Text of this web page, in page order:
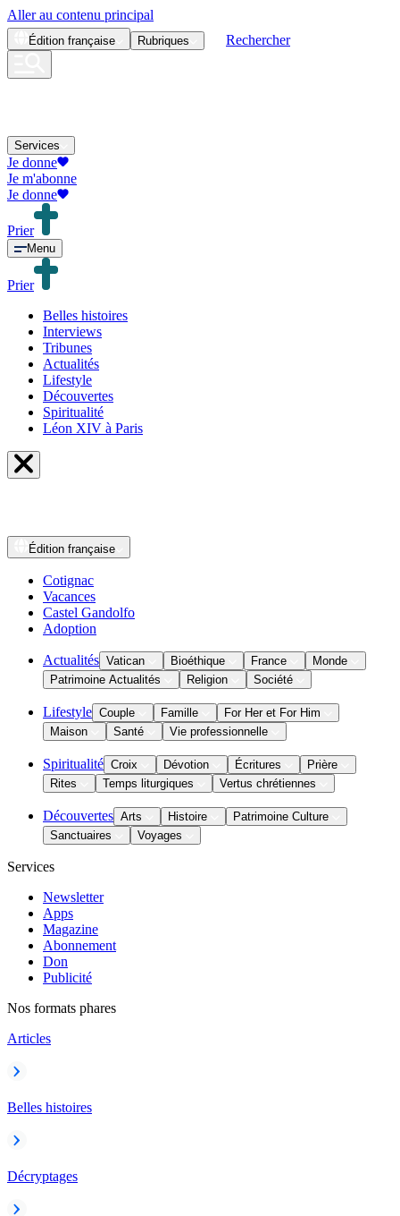
Aller au contenu principal
Édition française Rubriques Rechercher
Services
Je donne
Je m'abonne
Je donne
Prier
Menu
Prier
Belles histoires
Interviews
Tribunes
Actualités
Lifestyle
Découvertes
Spiritualité
Léon XIV à Paris
Édition française
Cotignac
Vacances
Castel Gandolfo
Adoption
Actualités Vatican Bioéthique France
Monde
Patrimoine Actualités
Religion Société
Lifestyle Couple Famille
For Her et For Him
Maison
Santé Vie professionnelle
Spiritualité Croix Dévotion Écritures
Prière
Rites
Temps liturgiques Vertus chrétiennes
Découvertes Arts Histoire
Patrimoine Culture
Sanctuaires
Voyages
Services
Newsletter
Apps
Magazine
Abonnement
Don
Publicité
Nos formats phares
Articles
Belles histoires
Décryptages